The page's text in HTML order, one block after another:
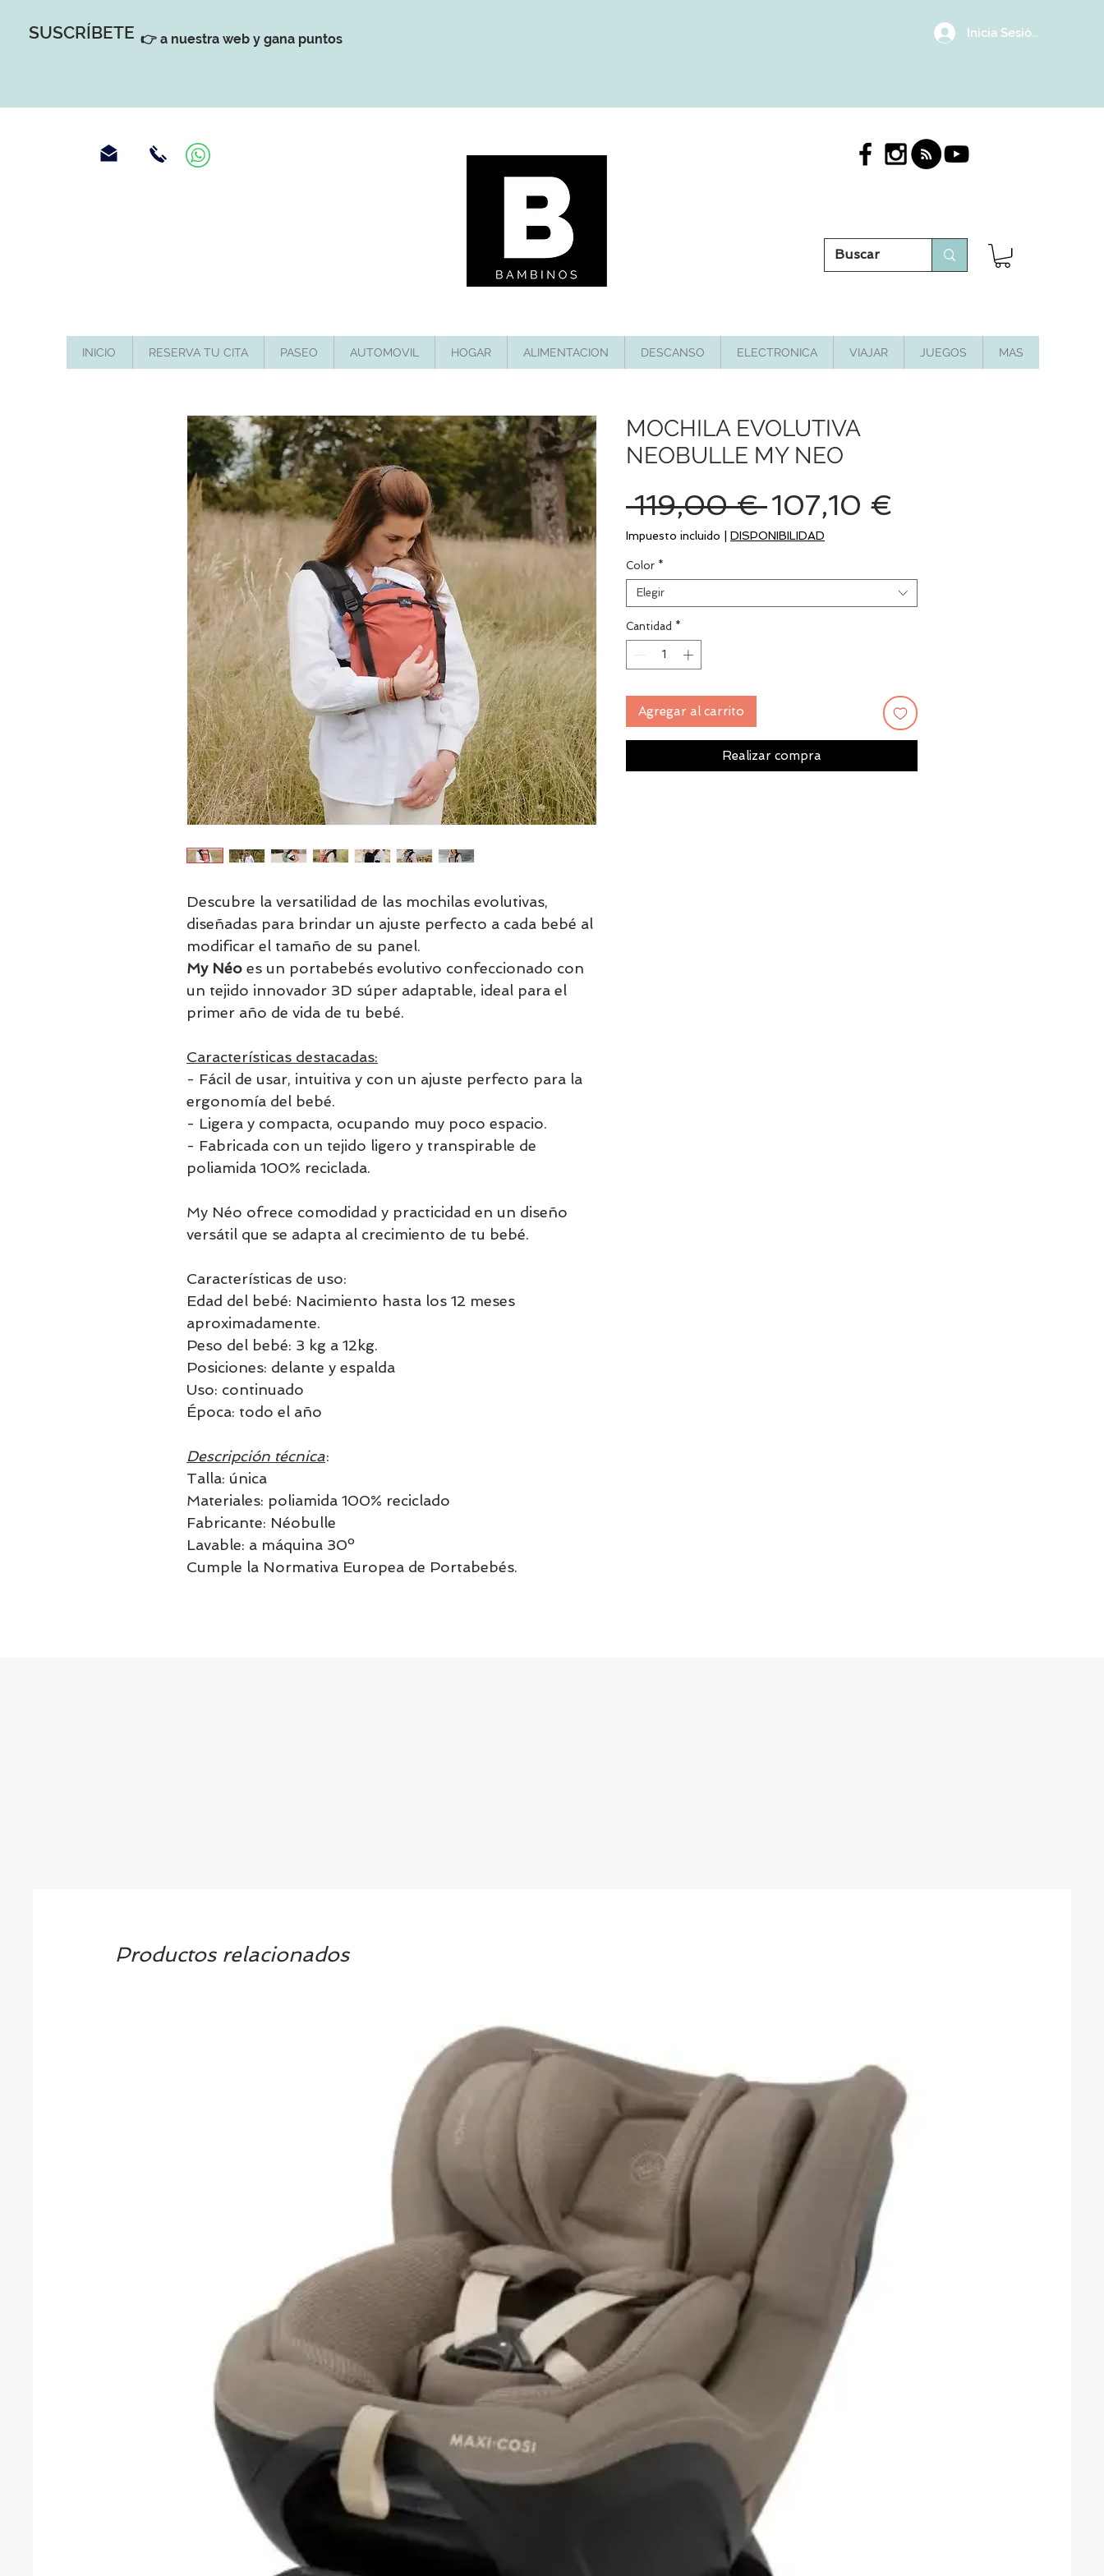
SUSCRÍBETE 👉 a nuestra web y gana puntos Inicia Sesión/
INICIO RESERVA TU CITA PASEO AUTOMOVIL HOGAR ALIMENTACION DESCANSO ELECTRONICA VIAJAR JUEGOS MAS
Descubre la versatilidad de las mochilas evolutivas,
diseñadas para brindar un ajuste perfecto a cada bebé al
modificar el tamaño de su panel.
My Néo es un portabebés evolutivo confeccionado con
un tejido innovador 3D súper adaptable, ideal para el
primer año de vida de tu bebé.
Características destacadas:
- Fácil de usar, intuitiva y con un ajuste perfecto para la
ergonomía del bebé.
- Ligera y compacta, ocupando muy poco espacio.
- Fabricada con un tejido ligero y transpirable de
poliamida 100% reciclada.
My Néo ofrece comodidad y practicidad en un diseño
versátil que se adapta al crecimiento de tu bebé.
Características de uso:
Edad del bebé: Nacimiento hasta los 12 meses
aproximadamente.
Peso del bebé: 3 kg a 12kg.
Posiciones: delante y espalda
Uso: continuado
Época: todo el año
Descripción técnica:
Talla: única
Materiales: poliamida 100% reciclado
Fabricante: Néobulle
Lavable: a máquina 30º
Cumple la Normativa Europea de Portabebés.
MOCHILA EVOLUTIVA
NEOBULLE MY NEO
119,00 € Precio
107,10 €
oferta
Impuesto incluido DISPONIBILIDAD
Color *
Elegir
Cantidad *
Agregar al carrito
Realizar compra
Productos relacionados